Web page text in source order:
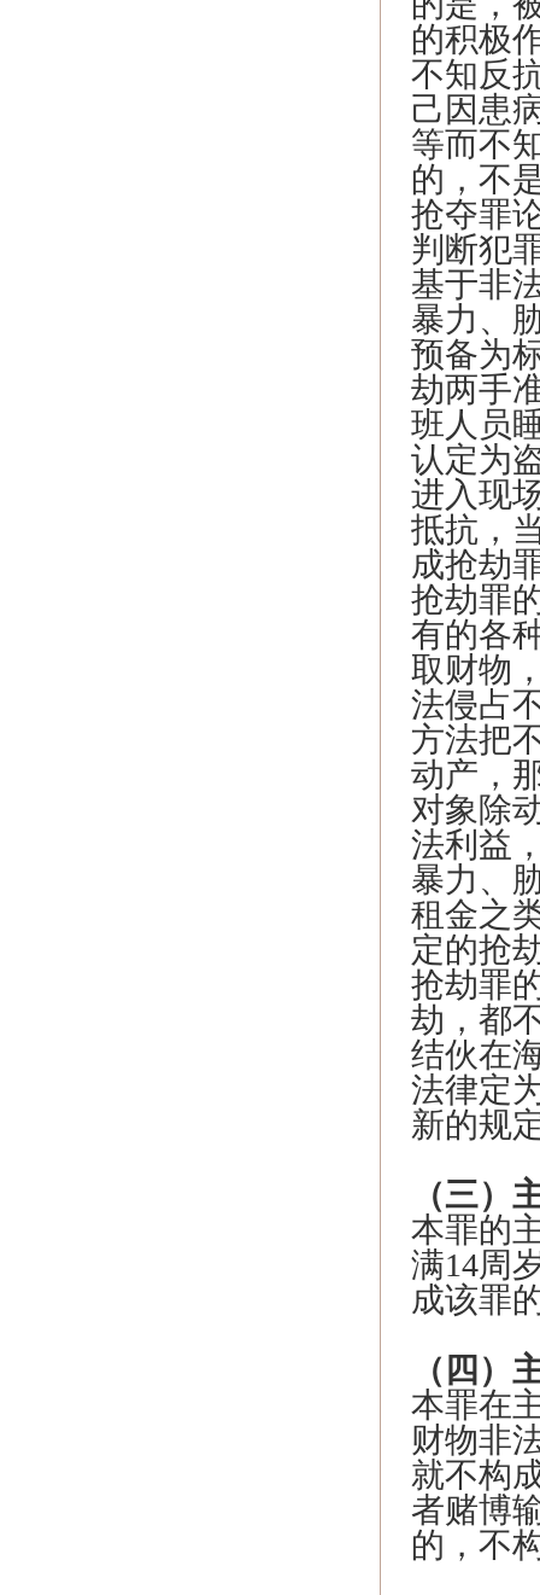
的积极
不知反
己因患
等而不
的，不
抢夺罪
判断犯
基于非
暴力、
预备为
劫两手
班人员
认定为
进入现
抵抗，
成抢劫
抢劫罪
有的各
取财物
法侵占
方法把
动产，
对象除
法利益
暴力、
租金之
定的抢
抢劫罪
劫，都
结伙在
法律定
新的规
（三）
本罪的
满14周
成该罪
（四）
本罪在
财物非
就不构
者赌博
的，不